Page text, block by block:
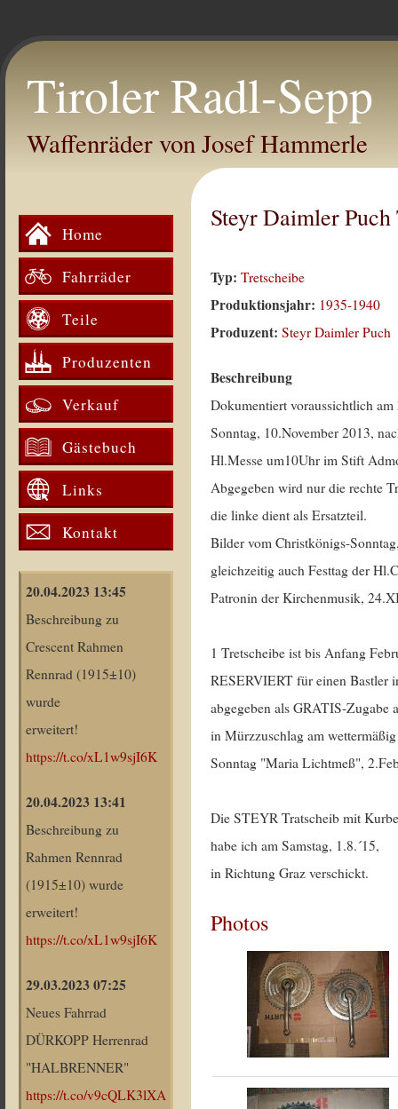
Tiroler Radl-Sepp
Waffenräder von Josef Hammerle
Home
Fahrräder
Teile
Produzenten
Verkauf
Gästebuch
Links
Kontakt
20.04.2023 13:45
Beschreibung zu
Crescent Rahmen
Rennrad (1915±10)
wurde
erweitert!
https://t.co/xL1w9sjI6K
20.04.2023 13:41
Beschreibung zu
Rahmen Rennrad
(1915±10) wurde
erweitert!
https://t.co/xL1w9sjI6K
29.03.2023 07:25
Neues Fahrrad
DÜRKOPP Herrenrad
"HALBRENNER"
https://t.co/v9cQLK3lXA
Steyr Daimler
Typ:Tretscheibe
Produktionsjahr: 1935-1940
Produzent:Steyr Daimler Puch
Beschreibung
Dokumentiert voraussichtlich am
Sonntag, 10.November 2013,
Hl.Messe um10Uhr im Stift
Abgegeben wird nur die rechte
die linke dient als Ersatzteil.
Bilder vom Christkönigs-
gleichzeitig auch Festtag der
Patronin der Kirchenmusik,
1 Tretscheibe ist bis Anfang
RESERVIERT für einen Bastler
abgegeben als GRATIS-Zugabe
in Mürzzuschlag am
Sonntag "Maria Lichtmeß",
Die STEYR Tratscheib mit
habe ich am Samstag, 1.8.´15,
in Richtung Graz verschickt.
Photos